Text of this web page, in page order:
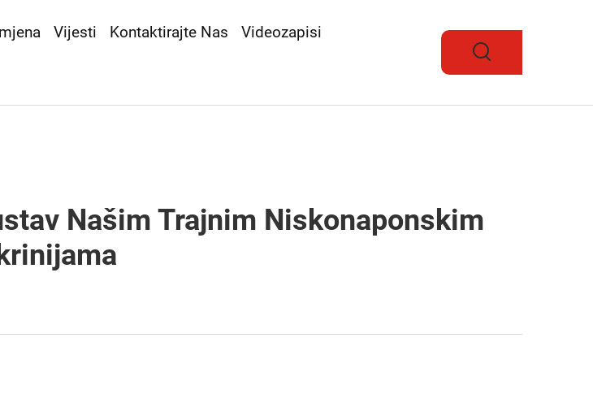
Vijesti Kontaktirajte Nas Videozapisi
Našim Trajnim Niskonaponskim